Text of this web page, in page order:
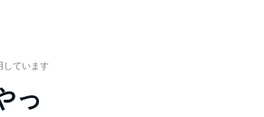
しています
っ